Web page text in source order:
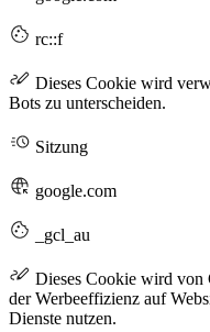
rc::f
Dieses Cookie wird
Bots zu unterscheiden.
Sitzung
google.com
_gcl_au
Dieses Cookie wird von
der Werbeeffizienz auf
Dienste nutzen.